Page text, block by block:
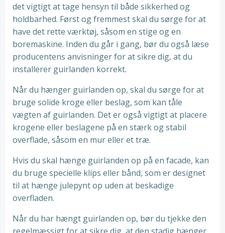
det vigtigt at tage hensyn til både sikkerhed og
holdbarhed. Først og fremmest skal du sørge for at
have det rette værktøj, såsom en stige og en
boremaskine. Inden du går i gang, bør du også læse
producentens anvisninger for at sikre dig, at du
installerer guirlanden korrekt.
Når du hænger guirlanden op, skal du sørge for at
bruge solide kroge eller beslag, som kan tåle
vægten af guirlanden. Det er også vigtigt at placere
krogene eller beslagene på en stærk og stabil
overflade, såsom en mur eller et træ.
Hvis du skal hænge guirlanden op på en facade, kan
du bruge specielle klips eller bånd, som er designet
til at hænge julepynt op uden at beskadige
overfladen.
Når du har hængt guirlanden op, bør du tjekke den